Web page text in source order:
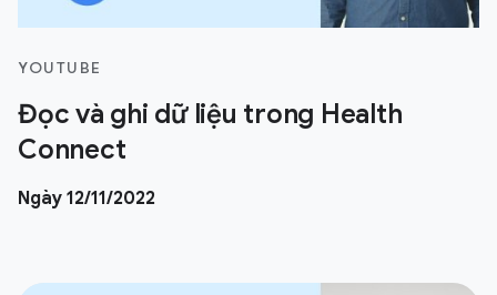
YOUTUBE
Đọc và ghi dữ liệu trong Health
Connect
Ngày 12/11/2022